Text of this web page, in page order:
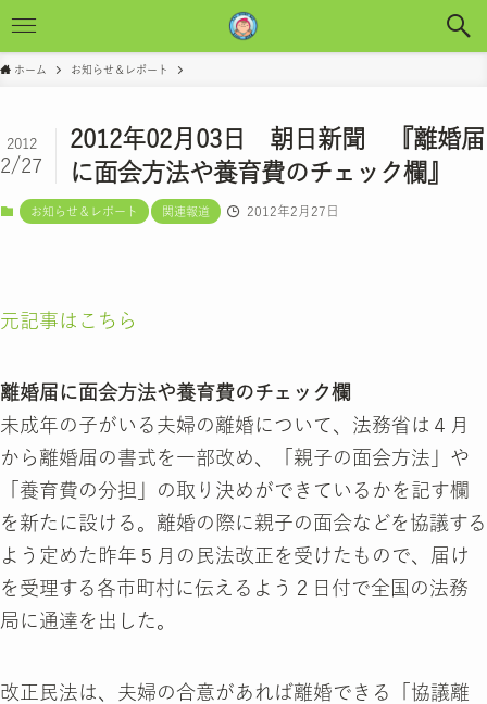
ホーム お知らせ＆レポート
2012年02月03日 朝日新聞 『離婚届
に面会方法や養育費のチェック欄』
2012
2/27
お知らせ＆レポート 関連報道 2012年2月27日
元記事はこちら
離婚届に面会方法や養育費のチェック欄
未成年の子がいる夫婦の離婚について、法務省は４月
から離婚届の書式を一部改め、「親子の面会方法」や
「養育費の分担」の取り決めができているかを記す欄
を新たに設ける。離婚の際に親子の面会などを協議する
よう定めた昨年５月の民法改正を受けたもので、届け
を受理する各市町村に伝えるよう２日付で全国の法務
局に通達を出した。
改正民法は、夫婦の合意があれば離婚できる「協議離